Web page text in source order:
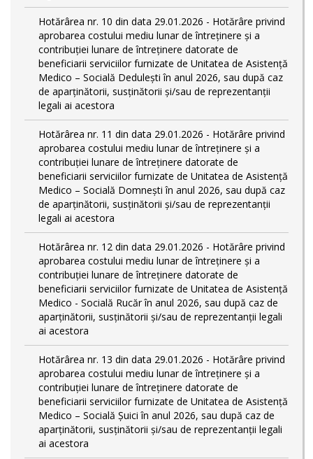
Hotărârea nr. 10 din data 29.01.2026 - Hotărâre privind
aprobarea costului mediu lunar de întreținere și a
contribuției lunare de întreținere datorate de
beneficiarii serviciilor furnizate de Unitatea de Asistență
Medico – Socială Dedulești în anul 2026, sau după caz
de aparținătorii, susținătorii și/sau de reprezentanții
legali ai acestora
Hotărârea nr. 11 din data 29.01.2026 - Hotărâre privind
aprobarea costului mediu lunar de întreținere și a
contribuției lunare de întreținere datorate de
beneficiarii serviciilor furnizate de Unitatea de Asistență
Medico – Socială Domnești în anul 2026, sau după caz
de aparținătorii, susținătorii și/sau de reprezentanții
legali ai acestora
Hotărârea nr. 12 din data 29.01.2026 - Hotărâre privind
aprobarea costului mediu lunar de întreținere și a
contribuției lunare de întreținere datorate de
beneficiarii serviciilor furnizate de Unitatea de Asistență
Medico - Socială Rucăr în anul 2026, sau după caz de
aparținătorii, susținătorii și/sau de reprezentanții legali
ai acestora
Hotărârea nr. 13 din data 29.01.2026 - Hotărâre privind
aprobarea costului mediu lunar de întreținere și a
contribuției lunare de întreținere datorate de
beneficiarii serviciilor furnizate de Unitatea de Asistență
Medico – Socială Șuici în anul 2026, sau după caz de
aparținătorii, susținătorii și/sau de reprezentanții legali
ai acestora